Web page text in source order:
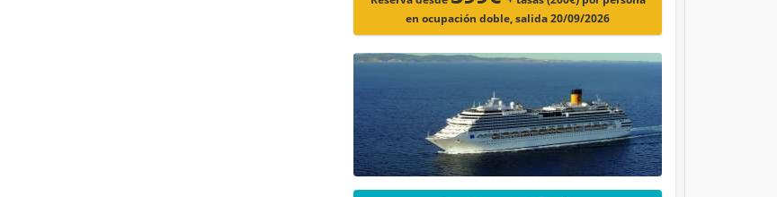
en ocupación doble, salida 20/09/2026